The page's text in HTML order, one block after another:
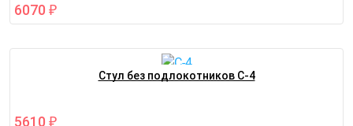
6070 ₽
Стул без подлокотников С-4
5610 ₽